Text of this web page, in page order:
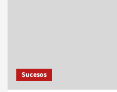
Sucesos